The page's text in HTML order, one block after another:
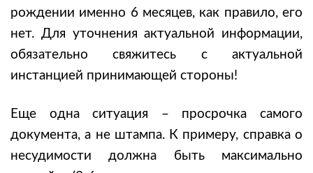
рождении именно 6 месяцев, как правило, его
нет. Для уточнения актуальной информации,
обязательно свяжитесь с актуальной
инстанцией принимающей стороны!
Еще одна ситуация – просрочка самого
документа, а не штампа. К примеру, справка о
несудимости должна быть максимально